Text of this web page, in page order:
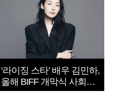
‘라이징 스타’ 배우 김민하,
올해 BIFF 개막식 사회자
확정